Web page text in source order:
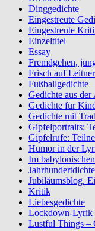
Dinggedichte
Eingestreute
Eingestreute
Einzeltitel
Essay
Fremdgehen,
Frisch auf
Fußballgedichte
Gedichte aus
Gedichte für
Gedichte mit
Gipfelportraits:
Gipfelrufe:
Humor in der
Im
Jubiläumsblog.
Kritik
Liebesgedichte
Lockdown-Lyrik
Lustful Things –